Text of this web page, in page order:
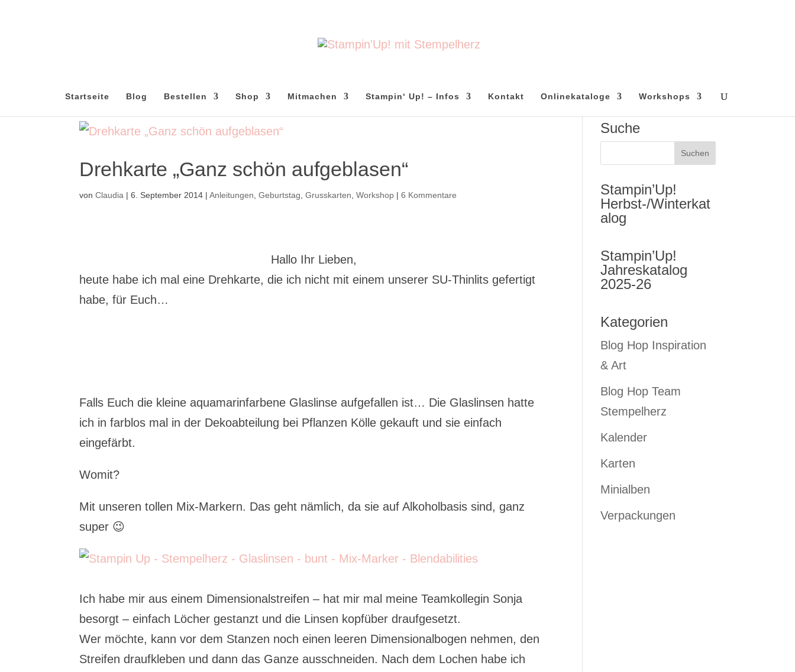
Startseite Blog Bestellen Shop Mitmachen Stampin‘ Up! – Infos Kontakt Onlinekataloge Workshops
Drehkarte „Ganz schön aufgeblasen“
vonClaudia |6. September 2014 |Anleitungen ,Geburtstag ,Grusskarten ,Workshop |6 Kommentare
Hallo Ihr Lieben,
heute habe ich mal eine Drehkarte, die ich nicht mit einem unserer SU-Thinlits gefertigt
habe, für Euch…
Falls Euch die kleine aquamarinfarbene Glaslinse aufgefallen ist… Die Glaslinsen hatte
ich in farblos mal in der Dekoabteilung bei Pflanzen Kölle gekauft und sie einfach
eingefärbt.
Womit?
Mit unseren tollen Mix-Markern. Das geht nämlich, da sie auf Alkoholbasis sind, ganz
super 😉
Ich habe mir aus einem Dimensionalstreifen – hat mir mal meine Teamkollegin Sonja
besorgt – einfach Löcher gestanzt und die Linsen kopfüber draufgesetzt.
Wer möchte, kann vor dem Stanzen noch einen leeren Dimensionalbogen nehmen, den
Streifen draufkleben und dann das Ganze ausschneiden. Nach dem Lochen habe ich
Suche
Stampin’Up!
Herbst-/Winterkat
alog
Stampin’Up!
Jahreskatalog
2025-26
Kategorien
Blog Hop Inspiration
& Art
Blog Hop Team
Stempelherz
Kalender
Karten
Minialben
Verpackungen